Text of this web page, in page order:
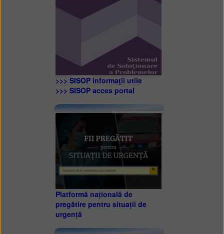
>>> SISOP informaţii utile
>>> SISOP acces portal
Platformă națională de
pregătire pentru situații de
urgență